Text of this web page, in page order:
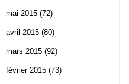
mai 2015 (72)
avril 2015 (80)
mars 2015 (92)
février 2015 (73)